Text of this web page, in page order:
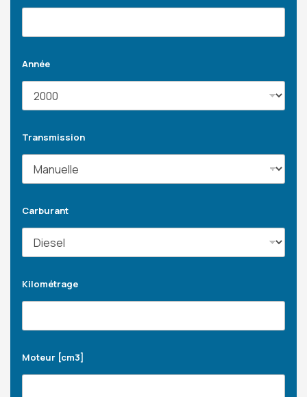
Année
Transmission
Carburant
Kilométrage
Moteur [cm3]